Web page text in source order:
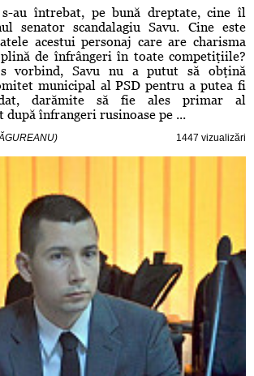
au întrebat, pe bună dreptate, cine îl
senator scandalagiu Savu. Cine este
acestui personaj care are charisma
de înfrângeri în toate competiţiile?
vorbind, Savu nu a putut să obţină
municipal al PSD pentru a putea fi
darămite să fie ales primar al
înfrangeri rusinoase pe ...
1447 vizualizări